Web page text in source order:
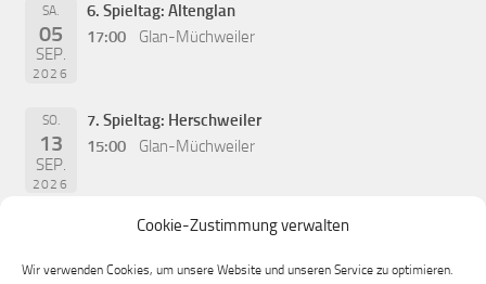
Cookie-Zustimmung verwalten
Wir verwenden Cookies, um unsere Website und unseren Service zu optimieren.
SA.
05
SEP.
2026
6. Spieltag: Altenglan
17:00
Glan-Müchweiler
SO.
13
SEP.
2026
7. Spieltag: Herschweiler
15:00
Glan-Müchweiler